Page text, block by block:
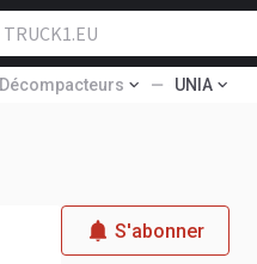
Décompacteurs UNIA
S'abonner